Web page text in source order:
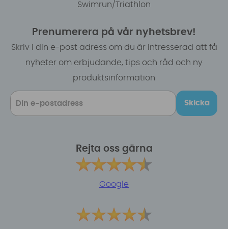
Swimrun/Triathlon
Prenumerera på vår nyhetsbrev!
Skriv i din e-post adress om du är intresserad att få
nyheter om erbjudande, tips och råd och ny
produktsinformation
Skicka
Rejta oss gärna
Google